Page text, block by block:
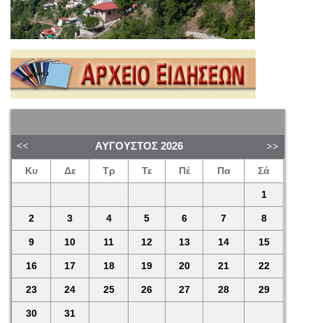
ΑΎΓΟΥΣΤΟΣ 2026
Κυ Δε Τρ Τε Πέ Πα Σά
1
2 3 4 5 6 7 8
9 10 11 12 13 14 15
16 17 18 19 20 21 22
23 24 25 26 27 28 29
30 31